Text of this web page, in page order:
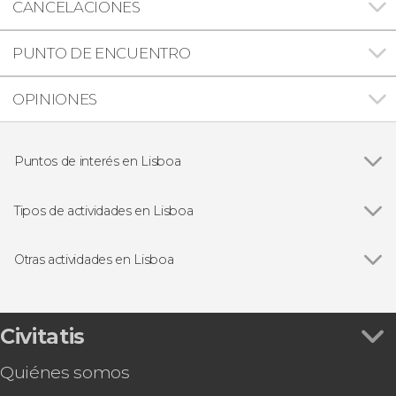
CANCELACIONES
PUNTO DE ENCUENTRO
OPINIONES
Puntos de interés en Lisboa
Torre de Belém
Monumento a los Descubrimientos
Tipos de actividades en Lisboa
Free tours en Lisboa
Fado en Lisboa
Gastronomía y enoturismo en Lisboa
Otras actividades en Lisboa
Quinta da Regaleira
Tour en autobús anfibio por Lisboa
Lisboa Card
Civitatis
Quiénes somos